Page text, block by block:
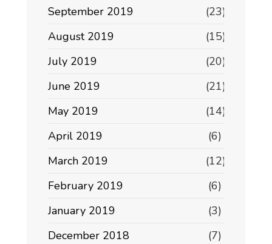
September 2019
(23)
August 2019
(15)
July 2019
(20)
June 2019
(21)
May 2019
(14)
April 2019
(6)
March 2019
(12)
February 2019
(6)
January 2019
(3)
December 2018
(7)